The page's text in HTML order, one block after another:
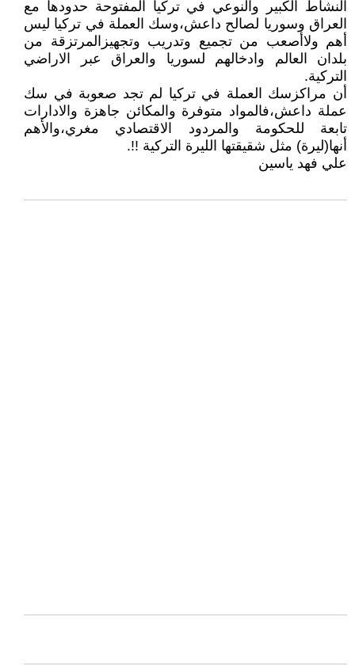
النشاط الكبير والنوعي في تركيا المفتوحة حدودها مع
العراق وسوريا لصالح داعش،وسك العملة في تركيا ليس
أهم ولاأصعب من تجميع وتدريب وتجهيزالمرتزقة من
بلدان العالم وادخالهم لسوريا والعراق عبر الاراضي
التركية.
أن مراكزسك العملة في تركيا لم تجد صعوبة في سك
عملة داعش،فالمواد متوفرة والمكائن جاهزة والادارات
تابعة للحكومة والمردود الاقتصادي مغري،والأهم
أنها(ليرة) مثل شقيقتها الليرة التركية !!.
علي فهد ياسين